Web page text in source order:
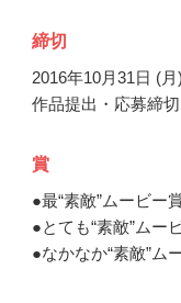
締切
2016年10月31日 (月)
作品提出・応募締
賞
●最“素敵”ムービ
●とても“素敵”ム
●なかなか“素敵”